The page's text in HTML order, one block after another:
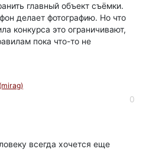
главный объект съёмки.
делает фотографию. Но что
конкурса это ограничивают,
пока что-то не
(mirag)
0
всегда хочется еще